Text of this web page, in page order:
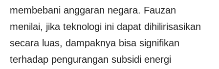
membebani anggaran negara. Fauzan
menilai, jika teknologi ini dapat dihilirisasikan
secara luas, dampaknya bisa signifikan
terhadap pengurangan subsidi energi